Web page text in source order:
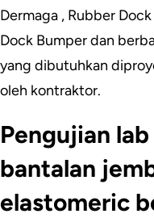
Dermaga , Rubber
Dock Bumper dan
yang dibutuhkan
oleh kontraktor.
Pengujian
bantalan
elastomeric